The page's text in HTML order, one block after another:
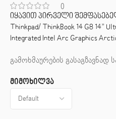
0
მიმოხილვა
იყავით პირველი
Thinkpad/ ThinkBook 14 G8 14”
Integrated Intel Arc Graphics
გამოხმაურების გასაგზავნად